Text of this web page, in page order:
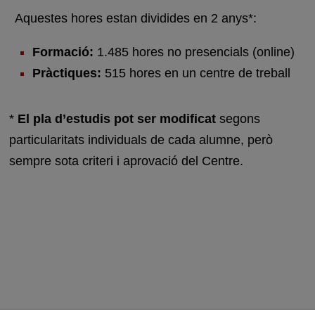
Aquestes hores estan dividides en 2 anys*:
Formació: 1.485 hores no presencials (online)
Pràctiques: 515 hores en un centre de treball
* El pla d’estudis pot ser modificat segons
particularitats individuals de cada alumne, però
sempre sota criteri i aprovació del Centre.